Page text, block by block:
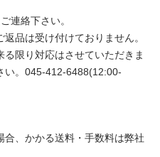
連絡下さい。
品は受け付けておりません。
限り対応はさせていただきま
い。045-412-6488(12:00-
、かかる送料・手数料は弊社